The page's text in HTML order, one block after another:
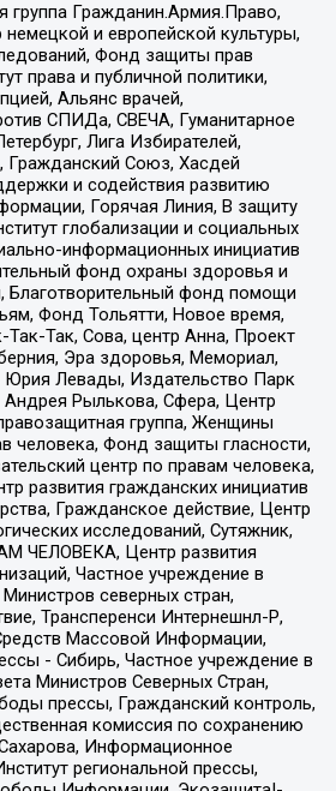
группа Гражданин.Армия.Право,
и европейской культуры,
Фонд защиты прав
права и публичной политики,
Альянс врачей,
СПИДа, СВЕЧА, Гуманитарное
Лига Избирателей,
Гражданский Союз, Хасдей
и содействия развитию
Горячая Линия, В защиту
глобализации и социальных
информационных инициатив
фонд охраны здоровья и
Благотворительный фонд помощи
Фонд Тольятти, Новое время,
Так-Так, Сова, центр Анна, Проект
Эра здоровья, Мемориал,
Юрия Левады, Издательство Парк
Андрея Рылькова, Сфера, Центр
группа, Женщины
человека, Фонд защиты гласности,
центр по правам человека,
развития гражданских инициатив
Гражданское действие, Центр
исследований, Сутяжник,
ЧЕЛОВЕКА, Центр развития
Частное учреждение в
северных стран,
Трансперенси Интернешнл-Р,
Массовой Информации,
- Сибирь, Частное учреждение в
Министров Северных Стран,
прессы, Гражданский контроль,
комиссия по сохранению
Информационное
региональной прессы,